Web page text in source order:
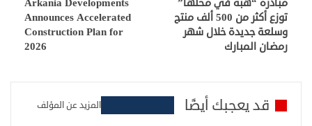
مبادرة “هبة في محلّها”
توزع أكثر من 500 ألف منتج
وسلعة جديدة خلال شهر
رمضان المبارك
Arkania Developments
Announces Accelerated
Construction Plan for
2026
قد يعجبك أيضًا المزيد عن المؤلف